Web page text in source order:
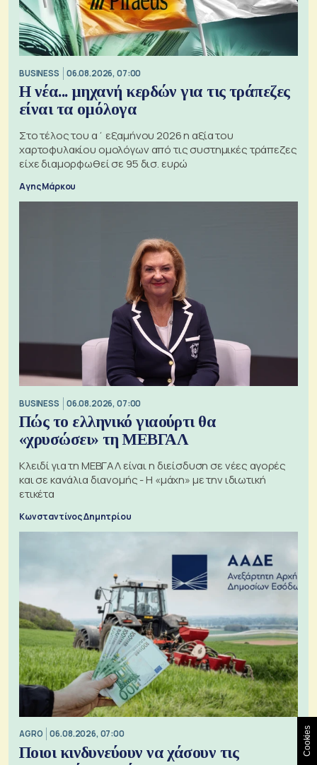
BUSINESS 06.08.2026, 07:00
Η νέα... μηχανή κερδών για τις τράπεζες
είναι τα ομόλογα
Στο τέλος του α΄ εξαμήνου 2026 η αξία του
χαρτοφυλακίου ομολόγων από τις συστημικές τράπεζες
είχε διαμορφωθεί σε 95 δισ. ευρώ
Αγης Μάρκου
BUSINESS 06.08.2026, 07:00
Πώς το ελληνικό γιαούρτι θα
«χρυσώσει» τη ΜΕΒΓΑΛ
Κλειδί για τη ΜΕΒΓΑΛ είναι η διείσδυση σε νέες αγορές
και σε κανάλια διανομής - Η «μάχη» με την ιδιωτική
ετικέτα
Κωνσταντίνος Δημητρίου
AGRO 06.08.2026, 07:00
Ποιοι κινδυνεύουν να χάσουν τις
Cookies